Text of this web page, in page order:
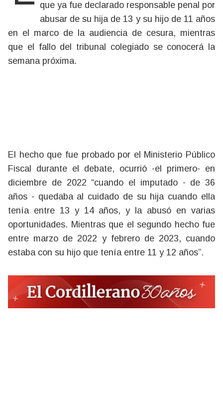
que ya fue declarado responsable penal por
abusar de su hija de 13 y su hijo de 11 años
en el marco de la audiencia de cesura, mientras
que el fallo del tribunal colegiado se conocerá la
semana próxima.
El hecho que fue probado por el Ministerio Público
Fiscal durante el debate, ocurrió -el primero- en
diciembre de 2022 “cuando el imputado - de 36
años - quedaba al cuidado de su hija cuando ella
tenía entre 13 y 14 años, y la abusó en varias
oportunidades. Mientras que el segundo hecho fue
entre marzo de 2022 y febrero de 2023, cuando
estaba con su hijo que tenía entre 11 y 12 años”.